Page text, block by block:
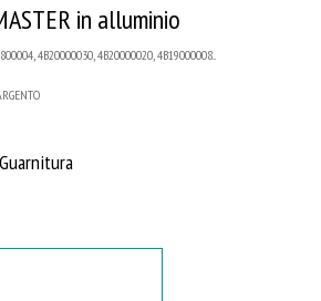
in alluminio
4B20000030, 4B20000020, 4B19000008...